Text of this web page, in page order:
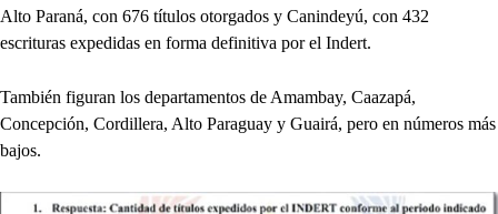
Alto Paraná, con 676 títulos otorgados y Canindeyú, con 432
escrituras expedidas en forma definitiva por el Indert.
También figuran los departamentos de Amambay, Caazapá,
Concepción, Cordillera, Alto Paraguay y Guairá, pero en números más
bajos.